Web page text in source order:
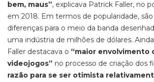
bem, maus”, explicava Patrick Faller, no
em 2018. Em termos de popularidade,
diferenças para o meio da banda
uma indústria de milhões de dólares.
Faller destacava o “maior envolvimento
videojogos” no processo de criação dos
razão para se ser otimista